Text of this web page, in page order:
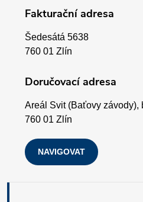
Fakturační adresa
Šedesátá 5638
760 01 Zlín
Doručovací adresa
Areál Svit (Baťovy závody),
760 01 Zlín
NAVIGOVAT